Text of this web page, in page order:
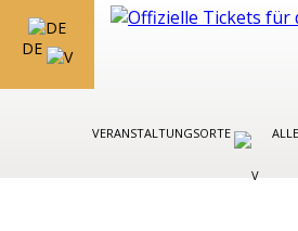
DE
VERANSTALTUNGSORTE